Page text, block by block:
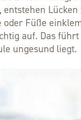
entstehen
oder Füße
auf. Das führt
ungesund liegt.